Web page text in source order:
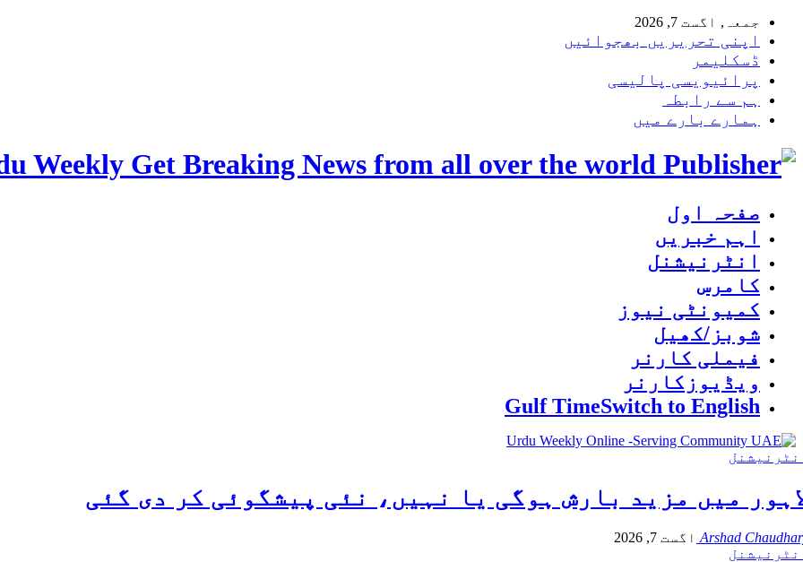
جمعہ, اگست 7, 2026
اپنی تحریریں بھجوائیں
ڈسکلیمر
پرائیویسی پالیسی
ہم سے رابطہ
ہمارے بارے میں
Weekly Get Breaking News from all over the world
صفحہ اول
اہم خبریں
انٹرنیشنل
کامرس
کمیونٹی نیوز
شوبز/کھیل
فیملی کارنر
ویڈیوزکارنر
Gulf TimeSwitch to English
میں مزید بارش ہوگی یا نہیں، نئی پیشگوئی کر دی گئی
Arshad اگست 7, 2026